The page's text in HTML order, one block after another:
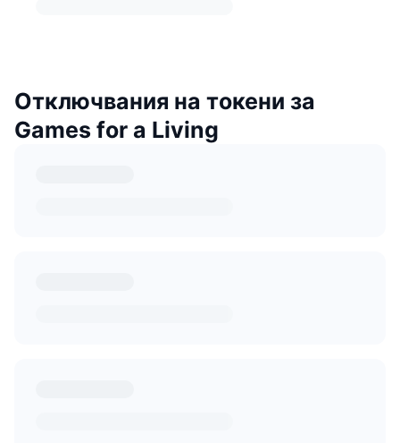
Отключвания на токени за
Games for a Living